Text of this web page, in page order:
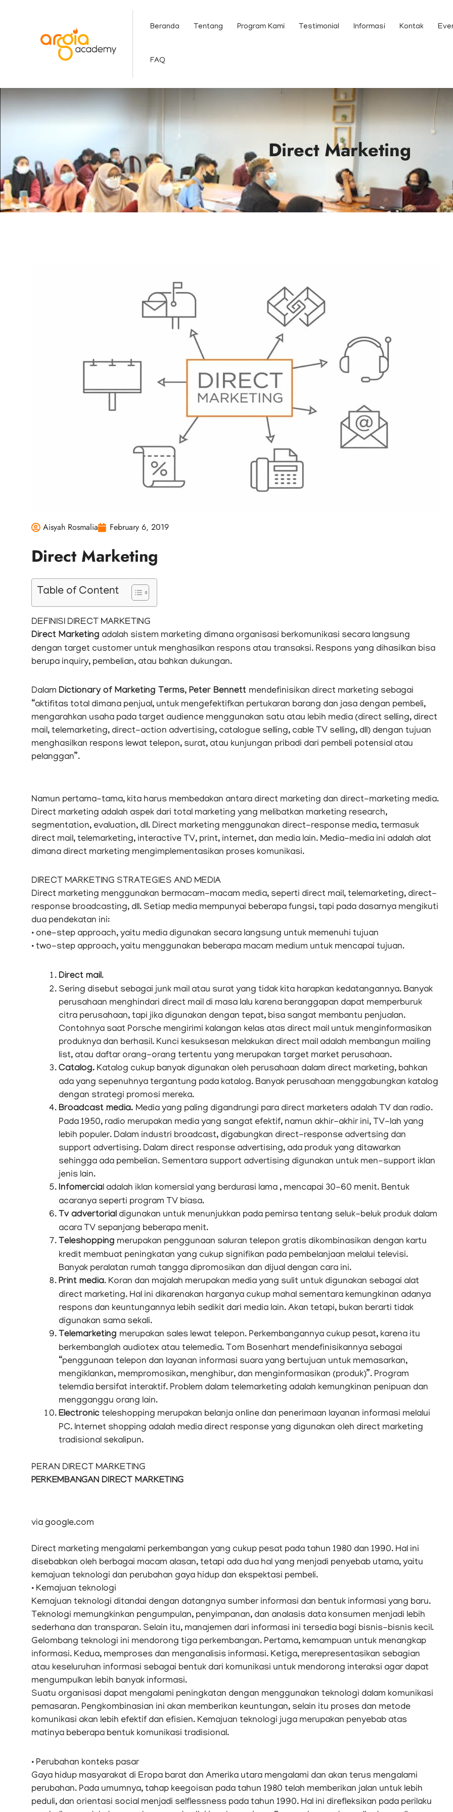
Beranda Tentang Program Kami Testimonial Informasi Kontak
FAQ
Direct Marketing
Aisyah Rosmalia February 6, 2019
Direct Marketing
Table of Content
DEFINISI DIRECT MARKETING
Direct Marketing adalah sistem marketing dimana organisasi berkomunikasi secara langsung
dengan target customer untuk menghasilkan respons atau transaksi. Respons yang dihasilkan bisa
berupa inquiry, pembelian, atau bahkan dukungan.
Dalam Dictionary of Marketing Terms, Peter Bennett mendefinisikan direct marketing sebagai
“aktifitas total dimana penjual, untuk mengefektifkan pertukaran barang dan jasa dengan pembeli,
mengarahkan usaha pada target audience menggunakan satu atau lebih media (direct selling, direct
mail, telemarketing, direct-action advertising, catalogue selling, cable TV selling, dll) dengan tujuan
menghasilkan respons lewat telepon, surat, atau kunjungan pribadi dari pembeli potensial atau
pelanggan”.
Namun pertama-tama, kita harus membedakan antara direct marketing dan direct-marketing media.
Direct marketing adalah aspek dari total marketing yang melibatkan marketing research,
segmentation, evaluation, dll. Direct marketing menggunakan direct-response media, termasuk
direct mail, telemarketing, interactive TV, print, internet, dan media lain. Media-media ini adalah alat
dimana direct marketing mengimplementasikan proses komunikasi.
DIRECT MARKETING STRATEGIES AND MEDIA
Direct marketing menggunakan bermacam-macam media, seperti direct mail, telemarketing, direct-
response broadcasting, dll. Setiap media mempunyai beberapa fungsi, tapi pada dasarnya mengikuti
dua pendekatan ini:
• one-step approach, yaitu media digunakan secara langsung untuk memenuhi tujuan
• two-step approach, yaitu menggunakan beberapa macam medium untuk mencapai tujuan.
Direct mail.
Sering disebut sebagai junk mail atau surat yang tidak kita harapkan kedatangannya. Banyak
perusahaan menghindari direct mail di masa lalu karena beranggapan dapat memperburuk
citra perusahaan, tapi jika digunakan dengan tepat, bisa sangat membantu penjualan.
Contohnya saat Porsche mengirimi kalangan kelas atas direct mail untuk menginformasikan
produknya dan berhasil. Kunci kesuksesan melakukan direct mail adalah membangun mailing
list, atau daftar orang-orang tertentu yang merupakan target market perusahaan.
Catalog. Katalog cukup banyak digunakan oleh perusahaan dalam direct marketing, bahkan
ada yang sepenuhnya tergantung pada katalog. Banyak perusahaan menggabungkan katalog
dengan strategi promosi mereka.
Broadcast media. Media yang paling digandrungi para direct marketers adalah TV dan radio.
Pada 1950, radio merupakan media yang sangat efektif, namun akhir-akhir ini, TV-lah yang
lebih populer. Dalam industri broadcast, digabungkan direct-response advertsing dan
support advertising. Dalam direct response advertising, ada produk yang ditawarkan
sehingga ada pembelian. Sementara support advertising digunakan untuk men-support iklan
jenis lain.
Infomercial adalah iklan komersial yang berdurasi lama , mencapai 30-60 menit. Bentuk
acaranya seperti program TV biasa.
Tv advertorial digunakan untuk menunjukkan pada pemirsa tentang seluk-beluk produk dalam
acara TV sepanjang beberapa menit.
Teleshopping merupakan penggunaan saluran telepon gratis dikombinasikan dengan kartu
kredit membuat peningkatan yang cukup signifikan pada pembelanjaan melalui televisi.
Banyak peralatan rumah tangga dipromosikan dan dijual dengan cara ini.
Print media. Koran dan majalah merupakan media yang sulit untuk digunakan sebagai alat
direct marketing. Hal ini dikarenakan harganya cukup mahal sementara kemungkinan adanya
respons dan keuntungannya lebih sedikit dari media lain. Akan tetapi, bukan berarti tidak
digunakan sama sekali.
Telemarketing merupakan sales lewat telepon. Perkembangannya cukup pesat, karena itu
berkembanglah audiotex atau telemedia. Tom Bosenhart mendefinisikannya sebagai
“penggunaan telepon dan layanan informasi suara yang bertujuan untuk memasarkan,
mengiklankan, mempromosikan, menghibur, dan menginformasikan (produk)”. Program
telemdia bersifat interaktif. Problem dalam telemarketing adalah kemungkinan penipuan dan
mengganggu orang lain.
Electronic teleshopping merupakan belanja online dan penerimaan layanan informasi melalui
PC. Internet shopping adalah media direct response yang digunakan oleh direct marketing
tradisional sekalipun.
PERAN DIRECT MARKETING
PERKEMBANGAN DIRECT MARKETING
via google.com
Direct marketing mengalami perkembangan yang cukup pesat pada tahun 1980 dan 1990. Hal ini
disebabkan oleh berbagai macam alasan, tetapi ada dua hal yang menjadi penyebab utama, yaitu
kemajuan teknologi dan perubahan gaya hidup dan ekspektasi pembeli.
• Kemajuan teknologi
Kemajuan teknologi ditandai dengan datangnya sumber informasi dan bentuk informasi yang baru.
Teknologi memungkinkan pengumpulan, penyimpanan, dan analasis data konsumen menjadi lebih
sederhana dan transparan. Selain itu, manajemen dari informasi ini tersedia bagi bisnis-bisnis kecil.
Gelombang teknologi ini mendorong tiga perkembangan. Pertama, kemampuan untuk menangkap
informasi. Kedua, memproses dan menganalisis informasi. Ketiga, merepresentasikan sebagian
atau keseluruhan informasi sebagai bentuk dari komunikasi untuk mendorong interaksi agar dapat
mengumpulkan lebih banyak informasi.
Suatu organisasi dapat mengalami peningkatan dengan menggunakan teknologi dalam komunikasi
pemasaran. Pengkombinasian ini akan memberikan keuntungan, selain itu proses dan metode
komunikasi akan lebih efektif dan efisien. Kemajuan teknologi juga merupakan penyebab atas
matinya beberapa bentuk komunikasi tradisional.
• Perubahan konteks pasar
Gaya hidup masyarakat di Eropa barat dan Amerika utara mengalami dan akan terus mengalami
perubahan. Pada umumnya, tahap keegoisan pada tahun 1980 telah memberikan jalan untuk lebih
peduli, dan orientasi social menjadi selflessness pada tahun 1990. Hal ini direfleksikan pada perilaku